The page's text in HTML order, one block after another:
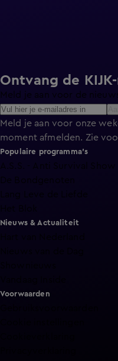
Ontvang de
Meld je aan voor de
Meld je aan voor onze
moment afmelden. Zie
Populaire programma's
A.S.S. - Anti Survival Show
Nieuws & Actualiteit
Voorwaarden